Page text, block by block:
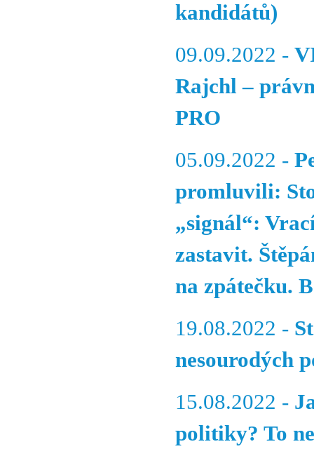
kandidátů)
09.09.2022 -
Rajchl –
PRO
05.09.2022 -
promluvili:
„signál“:
zastavit.
na zpátečku.
19.08.2022 -
nesourodých
15.08.2022 -
politiky? To